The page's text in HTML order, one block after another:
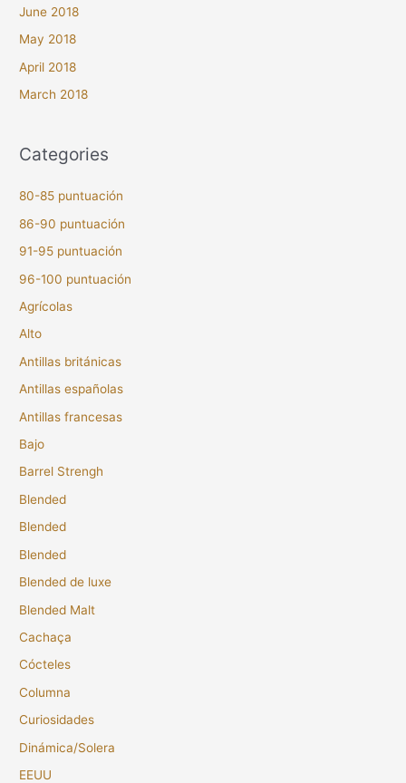
June 2018
May 2018
April 2018
March 2018
Categories
80-85 puntuación
86-90 puntuación
91-95 puntuación
96-100 puntuación
Agrícolas
Alto
Antillas británicas
Antillas españolas
Antillas francesas
Bajo
Barrel Strengh
Blended
Blended
Blended
Blended de luxe
Blended Malt
Cachaça
Cócteles
Columna
Curiosidades
Dinámica/Solera
EEUU